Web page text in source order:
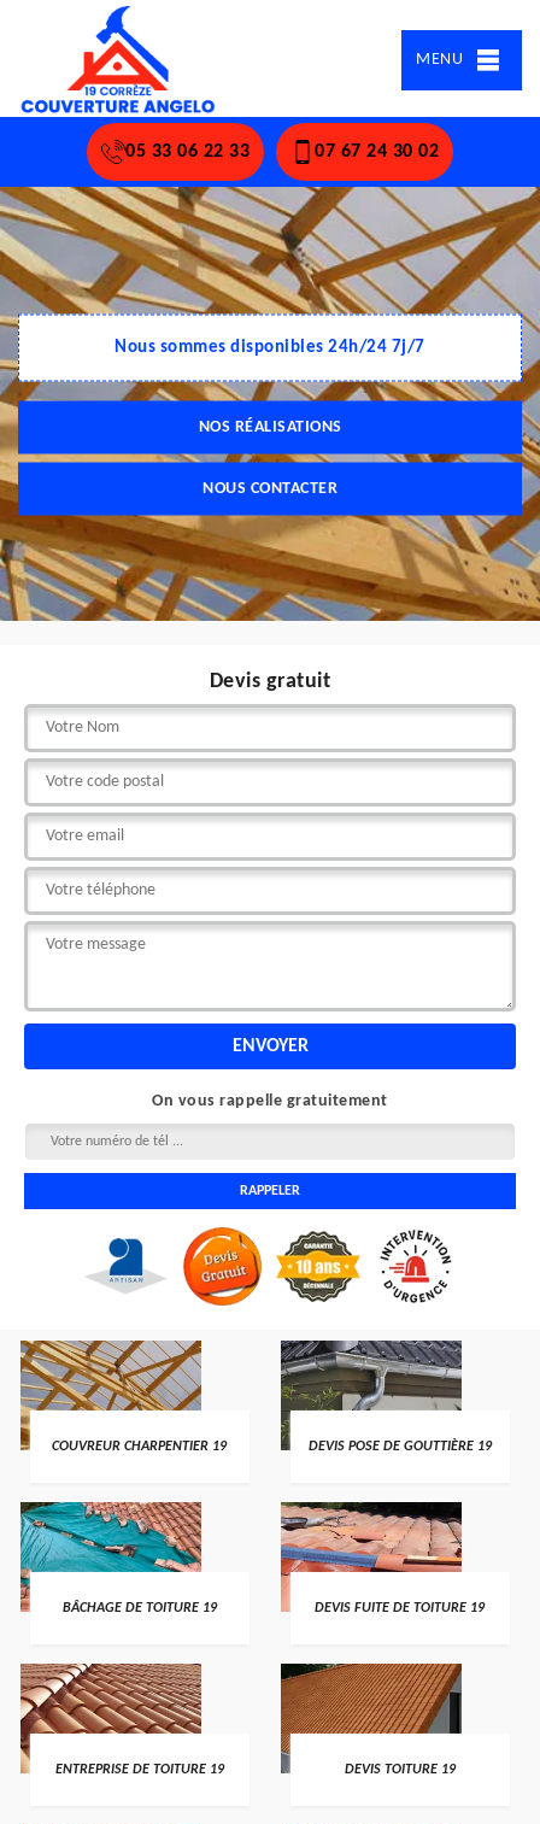
MENU
05 33 06 22 33 07 67 24 30 02
Nous sommes disponibles 24h/24 7j/7
NOS RÉALISATIONS
NOUS CONTACTER
Devis gratuit
On vous rappelle gratuitement
COUVREUR CHARPENTIER 19 DEVIS POSE DE GOUTTIÈRE 19
BÂCHAGE DE TOITURE 19 DEVIS FUITE DE TOITURE 19
ENTREPRISE DE TOITURE 19 DEVIS TOITURE 19